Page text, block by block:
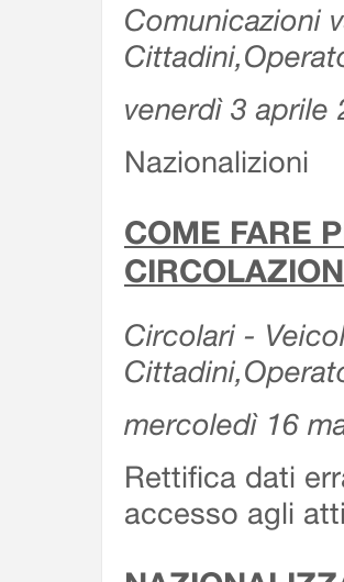
Comunicazioni
venerdì 3 aprile
Nazionalizioni
COME FARE
Circolari -
mercoledì 16
Rettifica dati
accesso agli